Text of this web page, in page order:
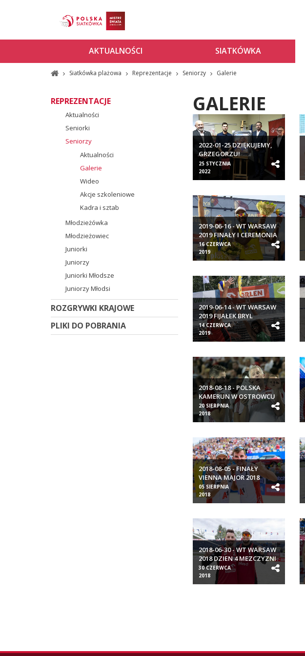
AKTUALNOŚCI SIATKÓWKA
Siatkówka plażowa Reprezentacje Seniorzy Galerie
REPREZENTACJE
Aktualności
Seniorki
Seniorzy
Aktualności
Galerie
Wideo
Akcje szkoleniowe
Kadra i sztab
Młodzieżówka
Młodzieżowiec
Juniorki
Juniorzy
Juniorki Młodsze
Juniorzy Młodsi
ROZGRYWKI KRAJOWE
PLIKI DO POBRANIA
GALERIE
2022-01-25 DZIĘKUJEMY,
GRZEGORZU!
25 STYCZNIA
2022
2019-06-16 - WT WARSAW
2019 FINAŁY I CEREMONIA
16 CZERWCA
2019
2019-06-14 - WT WARSAW
2019 FIJAŁEK BRYL
14 CZERWCA
2019
2018-08-18 - POLSKA
KAMERUN W OSTROWCU
ŚWIĘTOKRZYSKIM
20 SIERPNIA
2018
2018-08-05 - FINAŁY
VIENNA MAJOR 2018
05 SIERPNIA
2018
2018-06-30 - WT WARSAW
2018 DZIEN 4 MEZCZYZNI
30 CZERWCA
2018